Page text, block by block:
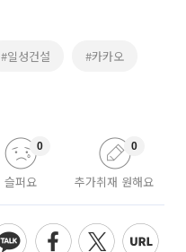
#일성건설 #카카오
슬퍼요
0
추가취재 원해요
0